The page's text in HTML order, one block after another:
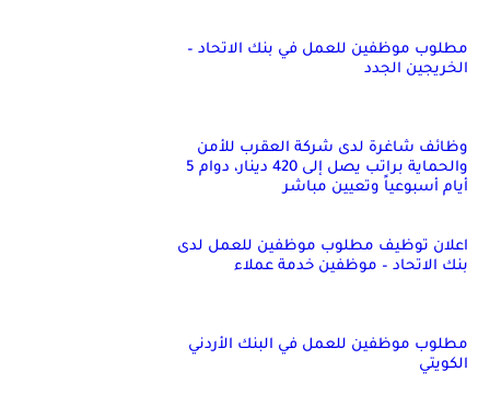
مطلوب موظفين للعمل في بنك الاتحاد –
الخريجين الجدد
وظائف شاغرة لدى شركة العقرب للأمن
والحماية براتب يصل إلى 420 دينار، دوام 5
أيام أسبوعياً وتعيين مباشر
اعلان توظيف مطلوب موظفين للعمل لدى
بنك الاتحاد – موظفين خدمة عملاء
مطلوب موظفين للعمل في البنك الأردني
الكويتي